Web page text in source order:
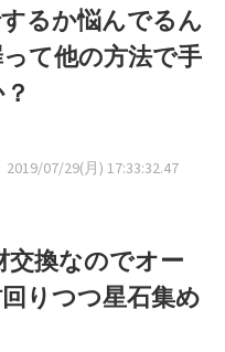
るか悩んでるん
て他の方法で手
2019/07/29(月) 17:33:32.47
交換なのでオー
りつつ星石集め